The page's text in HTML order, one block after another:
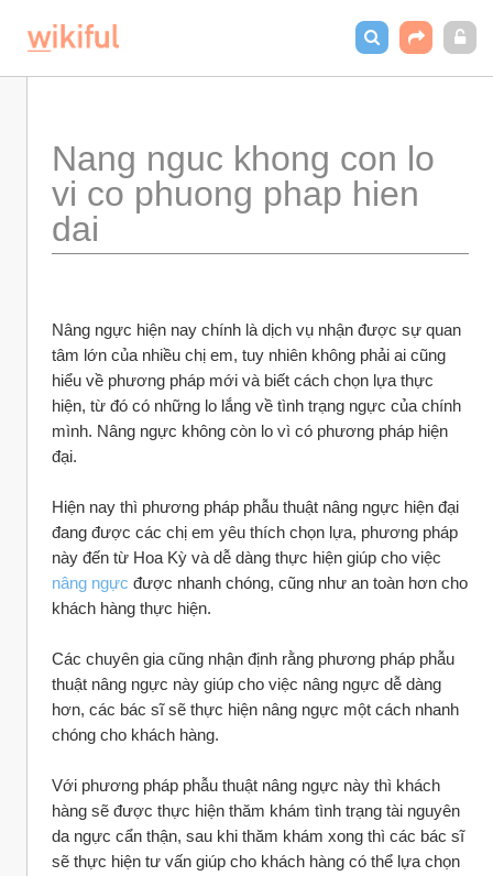
Nang nguc khong con lo
vi co phuong phap hien
dai
Nâng ngực hiện nay chính là dịch vụ nhận được sự quan
tâm lớn của nhiều chị em, tuy nhiên không phải ai cũng
hiểu về phương pháp mới và biết cách chọn lựa thực
hiện, từ đó có những lo lắng về tình trạng ngực của chính
mình. Nâng ngực không còn lo vì có phương pháp hiện
đại.
Hiện nay thì phương pháp phẫu thuật nâng ngực hiện đại
đang được các chị em yêu thích chọn lựa, phương pháp
nâng ngực được nhanh chóng, cũng như an toàn hơn cho
khách hàng thực hiện.
Các chuyên gia cũng nhận định rằng phương pháp phẫu
thuật nâng ngực này giúp cho việc nâng ngực dễ dàng
hơn, các bác sĩ sẽ thực hiện nâng ngực một cách nhanh
chóng cho khách hàng.
Với phương pháp phẫu thuật nâng ngực này thì khách
hàng sẽ được thực hiện thăm khám tình trạng tài nguyên
da ngực cẩn thận, sau khi thăm khám xong thì các bác sĩ
sẽ thực hiện tư vấn giúp cho khách hàng có thể lựa chọn